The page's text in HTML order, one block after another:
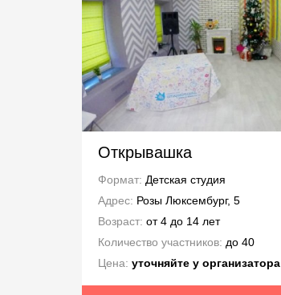
Открывашка
Формат: Детская студия
Адрес: Розы Люксембург, 5
Возраст: от 4 до 14 лет
Количество участников: до 40
Цена: уточняйте у организатора